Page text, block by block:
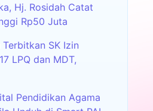
Hj. Rosidah Catat
Rp50 Juta
Terbitkan SK Izin
LPQ dan MDT,
Pendidikan Agama